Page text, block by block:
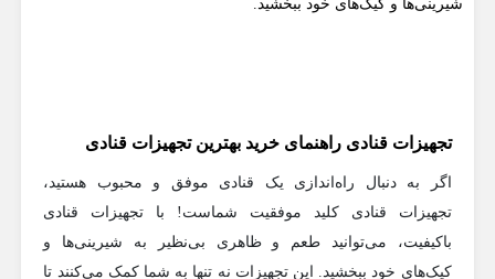
تجهیزات قنادی راهنمای خرید بهترین تجهیزات قنادی
اگر به دنبال راه‌اندازی یک قنادی موفق و محبوب هستید،
تجهیزات قنادی کلید موفقیت شماست! با تجهیزات قنادی
باکیفیت، می‌توانید طعم و ظاهری بی‌نظیر به شیرینی‌ها و
کیک‌های خود ببخشید. این تجهیزات نه تنها به شما کمک می‌کنند تا